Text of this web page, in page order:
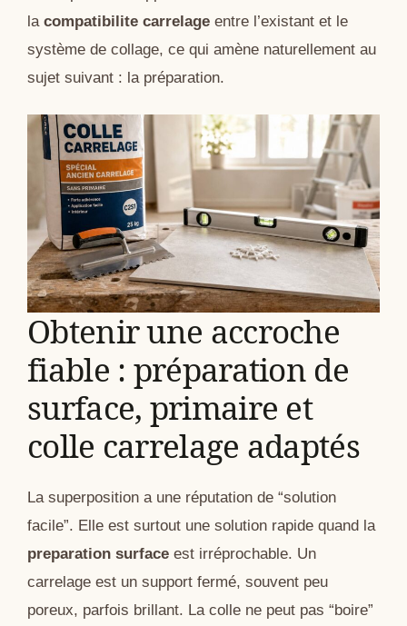
la compatibilite carrelage entre l’existant et le
système de collage, ce qui amène naturellement au
sujet suivant : la préparation.
Obtenir une accroche
fiable : préparation de
surface, primaire et
colle carrelage adaptés
La superposition a une réputation de “solution
facile”. Elle est surtout une solution rapide quand la
preparation surface est irréprochable. Un
carrelage est un support fermé, souvent peu
poreux, parfois brillant. La colle ne peut pas “boire”